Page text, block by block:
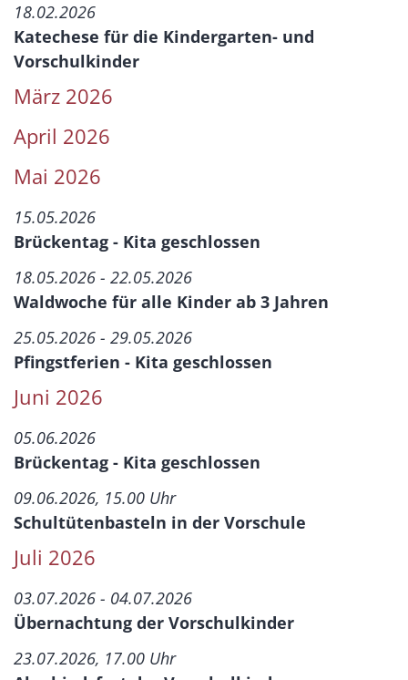
18.02.2026
Katechese für die Kindergarten- und
Vorschulkinder
März 2026
April 2026
Mai 2026
15.05.2026
Brückentag - Kita geschlossen
18.05.2026 - 22.05.2026
Waldwoche für alle Kinder ab 3 Jahren
25.05.2026 - 29.05.2026
Pfingstferien - Kita geschlossen
Juni 2026
05.06.2026
Brückentag - Kita geschlossen
09.06.2026, 15.00 Uhr
Schultütenbasteln in der Vorschule
Juli 2026
03.07.2026 - 04.07.2026
Übernachtung der Vorschulkinder
23.07.2026, 17.00 Uhr